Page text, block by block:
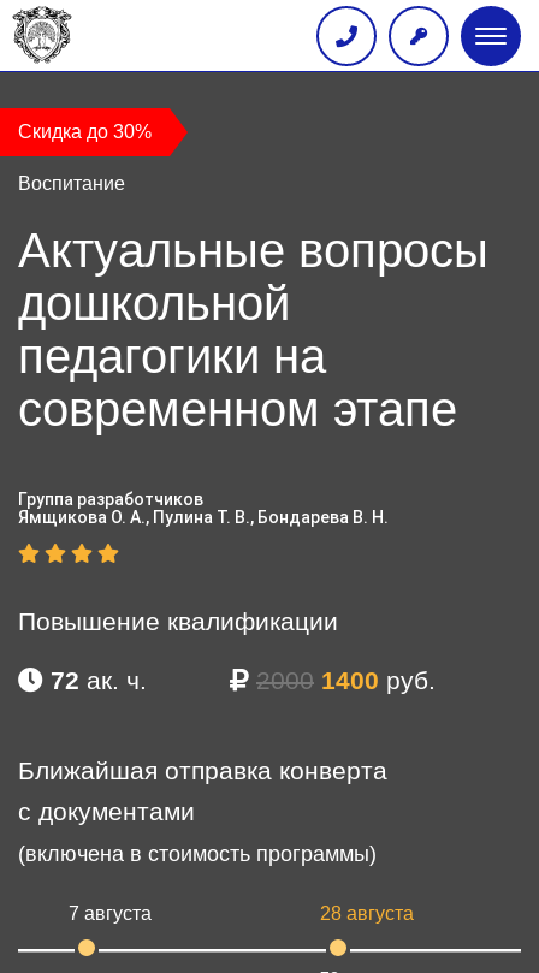
меню
Скидка до 30%
Воспитание
Актуальные вопросы
дошкольной
педагогики на
современном этапе
Группа разработчиков
Ямщикова О. А., Пулина Т. В., Бондарева В. Н.
Повышение квалификации
72 ак. ч. 2000 1400 руб.
Ближайшая отправка конверта
с документами
(включена в стоимость программы)
7 августа 28 августа